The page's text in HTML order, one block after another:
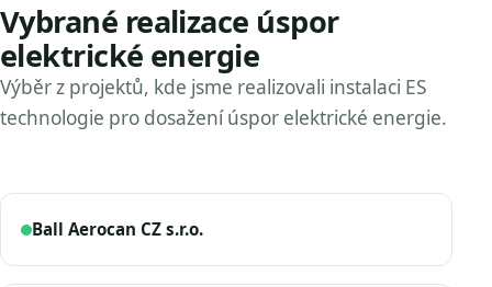
Vybrané realizace úspor
elektrické energie
Výběr z projektů, kde jsme realizovali instalaci ES
technologie pro dosažení úspor elektrické energie.
Ball Aerocan CZ s.r.o.